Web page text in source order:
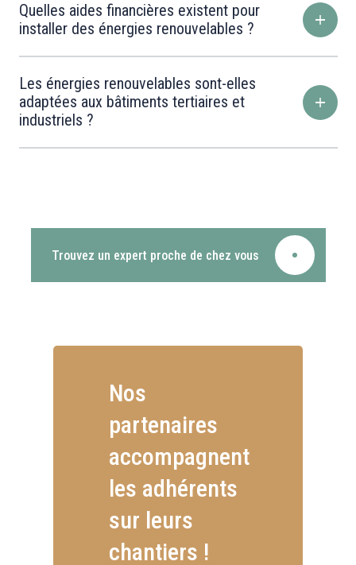
Quelles aides financières existent pour
installer des énergies renouvelables ?
Les énergies renouvelables sont-elles
adaptées aux bâtiments tertiaires et
industriels ?
Trouvez un expert proche de chez vous
Nos
partenaires
accompagnent
les adhérents
sur leurs
chantiers !